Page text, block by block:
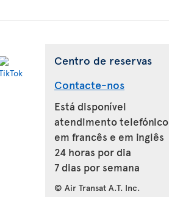
Centro de reservas
Contacte-nos
Está disponível
atendimento telefónico
em francês e em inglês
24 horas por dia
7 dias por semana
© Air Transat A.T. Inc.